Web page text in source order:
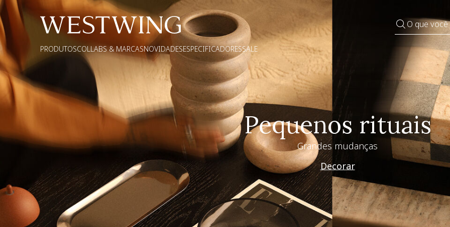
O que
PRODUTOSCOLLABS & MARCASNOVIDADESESPECIFICADORESSALE
Especial Dia dos
Westwing + @_nathaliacandelaria
Vem ver